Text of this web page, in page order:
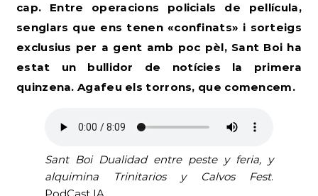
cap. Entre operacions policials de pel·lícula,
senglars que ens tenen «confinats» i sorteigs
exclusius per a gent amb poc pèl, Sant Boi ha
estat un bullidor de notícies la primera
quinzena. Agafeu els torrons, que comencem.
Sant Boi Dualidad entre peste y feria, y
alquimina Trinitarios y Calvos Fest.